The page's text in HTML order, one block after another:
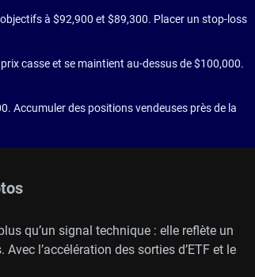
à $92,900 et $89,300. Placer un stop-loss
casse et se maintient au-dessus de $100,000.
Accumuler des positions vendeuses près de la
qu’un signal technique : elle reflète un
l’accélération des sorties d’ETF et le